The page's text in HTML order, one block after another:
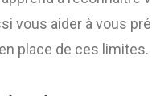
vous aider à vous
place de ces limites.